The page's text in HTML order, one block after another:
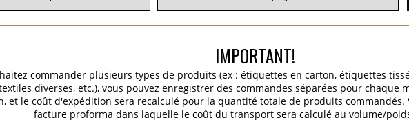
IMPORTANT!
commander plusieurs types de produits (ex : étiquettes en carton, étiquettes
diverses, etc.), vous pouvez enregistrer des commandes séparées pour chaque
et le coût d'expédition sera recalculé pour la quantité totale de produits commandés.
facture proforma dans laquelle le coût du transport sera calculé au volume/